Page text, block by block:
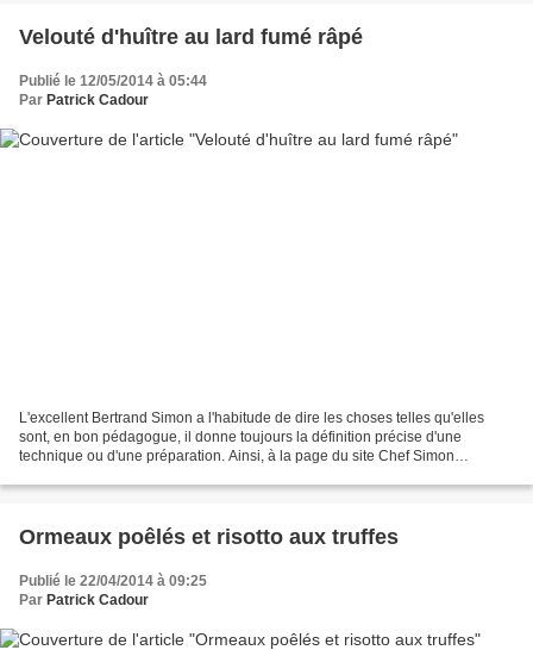
Velouté d'huître au lard fumé râpé
Publié le 12/05/2014 à 05:44
Par Patrick Cadour
L'excellent Bertrand Simon a l'habitude de dire les choses telles qu'elles
sont, en bon pédagogue, il donne toujours la définition précise d'une
technique ou d'une préparation. Ainsi, à la page du site Chef Simon
Ormeaux poêlés et risotto aux truffes
Publié le 22/04/2014 à 09:25
Par Patrick Cadour